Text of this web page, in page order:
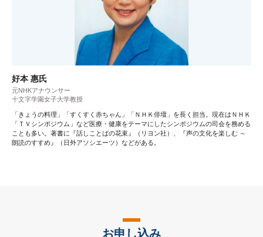
好本 惠氏
元NHKアナウンサー
十文字学園女子大学教授
「きょうの料理」「すくすく赤ちゃん」「ＮＨＫ俳壇」を長く担当。現在はＮＨＫ
「ＴＶシンポジウム」など医療・健康をテーマにしたシンポジウムの司会を務める
ことも多い。著書に『話しことばの花束』（リヨン社）、『声の文化を楽しむ ～
朗読のすすめ』（日外アソシエーツ）などがある。
お申し込み